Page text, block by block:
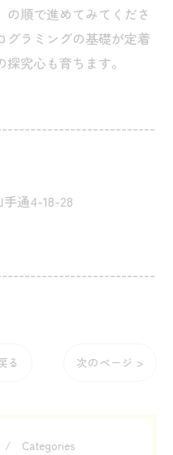
順で進めてみてくださ
グラミングの基礎が定着
究心も育ちます。
通4-18-28
る 次のページ >
Categories